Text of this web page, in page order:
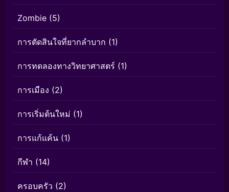
Zombie (5)
การตัดสินใจที่ยากลำบาก (1)
การทดลองทางวิทยาศาสตร์ (1)
การเมือง (2)
การเริ่มต้นใหม่ (1)
การแก้แค้น (1)
กีฬา (14)
ครอบครัว (2)